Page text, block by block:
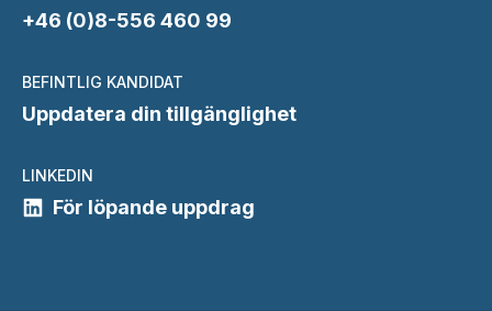
+46 (0)8-556 460 99
BEFINTLIG KANDIDAT
Uppdatera din tillgänglighet
LINKEDIN
För löpande uppdrag